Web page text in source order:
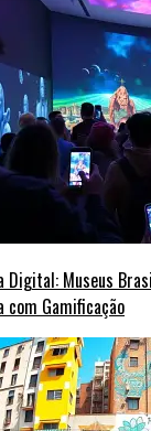
Digital: Museus
com Gamificação